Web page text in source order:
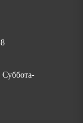
Суббота-